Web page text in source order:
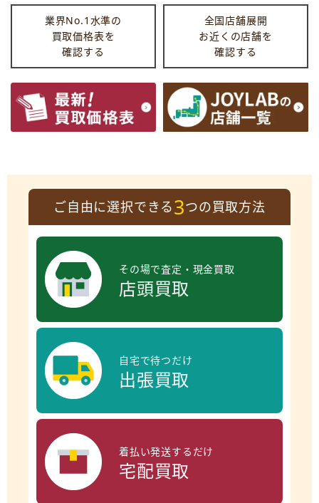
業界No.1水準の
買取価格表を
確認する
全国店舗展開
お近くの店舗を
確認する
ご自由に選択できる3つの買取方法
その場で査定・現金買取
店頭買取
自宅で待つだけ
出張買取
着払い発送するだけ
宅配買取